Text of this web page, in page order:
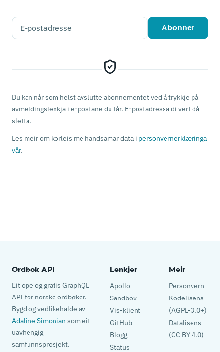
Maks 100 teikn
Abonner
Du kan når som helst avslutte abonnementet ved å trykkje på
avmeldings­lenkja i e-postane du får. E-post­adressa di vert då
sletta.
Les meir om korleis me handsamar data i personvern­erklæringa
vår.
Ordbok API
Eit ope og gratis GraphQL
API for norske ordbøker.
Bygd og vedlikehalde av
Adaline Simonian som eit
uavhengig
samfunnsprosjekt.
Lenkjer
Apollo
Sandbox
Vis-klient
GitHub
Blogg
Status
Meir
Personvern
Kodelisens
(AGPL-3.0+)
Datalisens
(CC BY 4.0)